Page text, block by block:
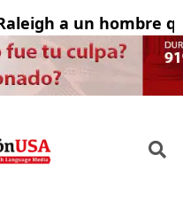
a un hombre